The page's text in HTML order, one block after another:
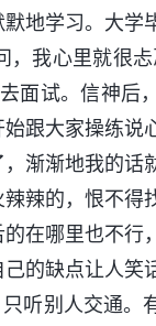
地学习。大学
我心里就很
面试。信神后
跟大家操练说
渐渐地我的话
辣的，恨不得
在哪里也不行
的缺点让人笑
听别人交通。